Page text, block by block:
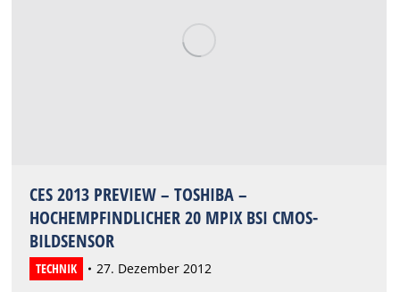
CES 2013 PREVIEW – TOSHIBA –
HOCHEMPFINDLICHER 20 MPIX BSI CMOS-
BILDSENSOR
TECHNIK 27. Dezember 2012